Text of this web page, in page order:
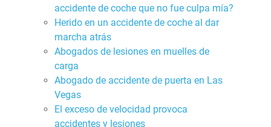
accidente de coche que no fue culpa mía?
Herido en un accidente de coche al dar
marcha atrás
Abogados de lesiones en muelles de
carga
Abogado de accidente de puerta en Las
Vegas
El exceso de velocidad provoca
accidentes y lesiones